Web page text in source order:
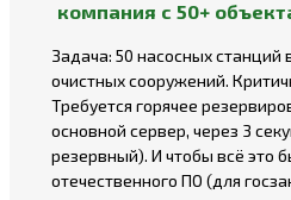
компания с 50+
Задача: 50 насосных станций
очистных сооружений.
Требуется горячее
основной сервер, через 3
резервный). И чтобы всё это
отечественного ПО (для